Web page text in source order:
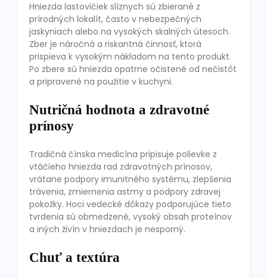
Hniezda lastovičiek slíznych sú zbierané z
prírodných lokalít, často v nebezpečných
jaskyniach alebo na vysokých skalných útesoch.
Zber je náročná a riskantná činnosť, ktorá
prispieva k vysokým nákladom na tento produkt.
Po zbere sú hniezda opatrne očistené od nečistôt
a pripravené na použitie v kuchyni.
Nutričná hodnota a zdravotné
prínosy
Tradičná čínska medicína pripisuje polievke z
vtáčieho hniezda rad zdravotných prínosov,
vrátane podpory imunitného systému, zlepšenia
trávenia, zmiernenia astmy a podpory zdravej
pokožky. Hoci vedecké dôkazy podporujúce tieto
tvrdenia sú obmedzené, vysoký obsah proteínov
a iných živín v hniezdach je nesporný.
Chuť a textúra